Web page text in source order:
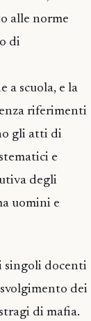
alle norme
di
a scuola, e la
riferimenti
gli atti di
e
degli
uomini e
singoli docenti
dei
di mafia.